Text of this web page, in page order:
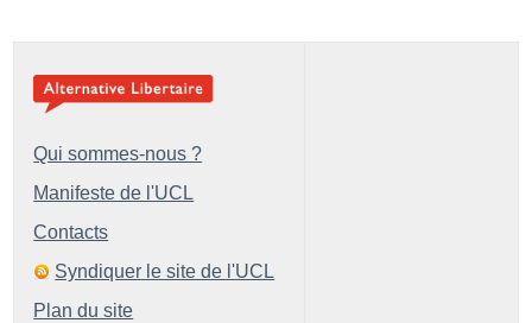
Qui sommes-nous ?
Manifeste de l'UCL
Contacts
Syndiquer le site de l'UCL
Plan du site